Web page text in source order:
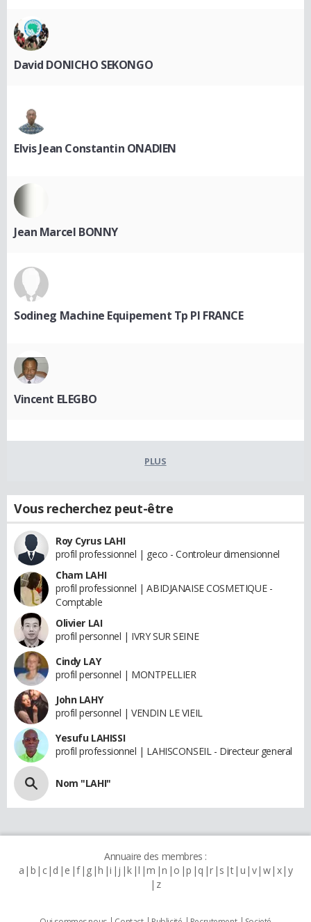
David DONICHO SEKONGO
Elvis Jean Constantin ONADIEN
Jean Marcel BONNY
Sodineg Machine Equipement Tp Pl FRANCE
Vincent ELEGBO
PLUS
Vous recherchez peut-être
Roy Cyrus LAHI
profil professionnel | geco - Controleur dimensionnel
Cham LAHI
profil professionnel | ABIDJANAISE COSMETIQUE -
Comptable
Olivier LAI
profil personnel | IVRY SUR SEINE
Cindy LAY
profil personnel | MONTPELLIER
John LAHY
profil personnel | VENDIN LE VIEIL
Yesufu LAHISSI
profil professionnel | LAHISCONSEIL - Directeur general
Nom "LAHI"
Annuaire des membres :
a b c d e f g h i j k l m n o p q r s t u v w x y
z